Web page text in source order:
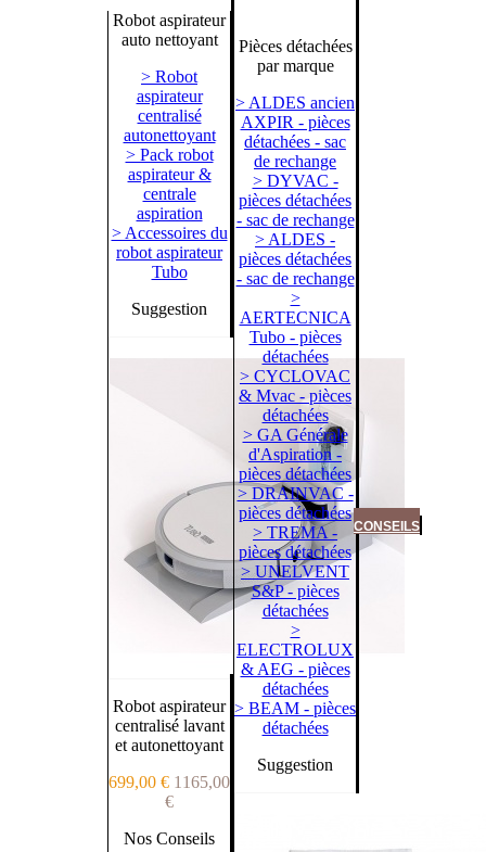
Robot aspirateur
auto nettoyant
> Robot
aspirateur
centralisé
autonettoyant
> Pack robot
aspirateur &
centrale
aspiration
> Accessoires du
robot aspirateur
Tubo
Suggestion
Robot aspirateur
centralisé lavant
et autonettoyant
699,00 € 1165,00
€
Nos Conseils
Pièces détachées
par marque
> ALDES ancien
AXPIR - pièces
détachées - sac
de rechange
> DYVAC -
pièces détachées
- sac de rechange
> ALDES -
pièces détachées
- sac de rechange
>
AERTECNICA
Tubo - pièces
détachées
> CYCLOVAC
& Mvac - pièces
détachées
> GA Générale
d'Aspiration -
pièces détachées
> DRAINVAC -
pièces détachées
> TREMA -
pièces détachées
> UNELVENT
S&P - pièces
détachées
>
ELECTROLUX
& AEG - pièces
détachées
> BEAM - pièces
détachées
Suggestion
CONSEILS